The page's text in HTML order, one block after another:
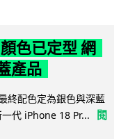
色已定型 網
產品
終配色定為銀色與深藍
代 iPhone 18 Pr...
閱